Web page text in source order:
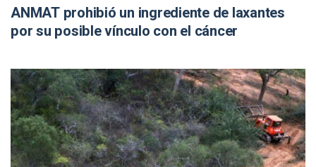
ANMAT prohibió un ingrediente de laxantes
por su posible vínculo con el cáncer